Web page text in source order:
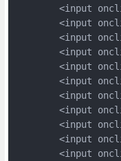
<input
<input
<input
<input
<input
<input
<input
<input
<input
<input
<input